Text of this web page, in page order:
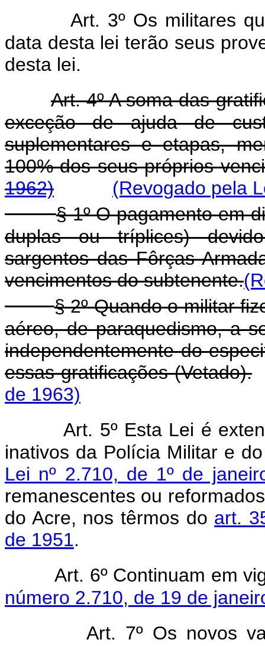
Art. 3º Os militares
data desta lei terão seus
desta lei.
Art. 4º A soma das
exceção de ajuda de
suplementares e etapas,
100% dos seus próprios
1962)
(Revogado pela
§ 1º O pagamento em
duplas ou tríplices)
sargentos das Fôrças
vencimentos do subtenente.
§ 2º Quando o militar
aéreo, de paraquedismo, a
independentemente do
essas gratificações (Vetado).
de 1963)
Art. 5º Esta Lei é
inativos da Polícia Militar e
Lei nº 2.710, de 1º de
remanescentes ou
do Acre, nos têrmos do art.
de 1951.
Art. 6º Continuam em
número 2.710, de 19 de
Art. 7º Os novos